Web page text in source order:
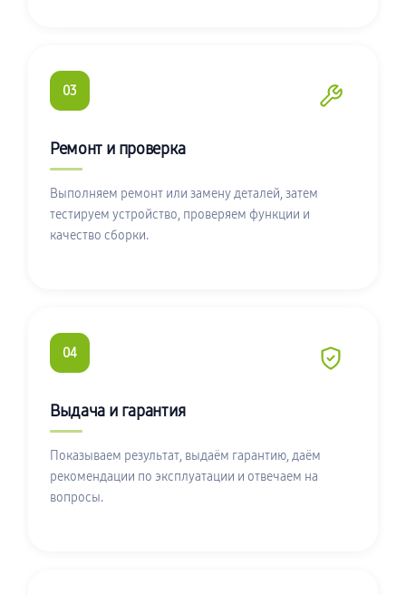
03
Ремонт и проверка
Выполняем ремонт или замену деталей, затем
тестируем устройство, проверяем функции и
качество сборки.
04
Выдача и гарантия
Показываем результат, выдаём гарантию, даём
рекомендации по эксплуатации и отвечаем на
вопросы.